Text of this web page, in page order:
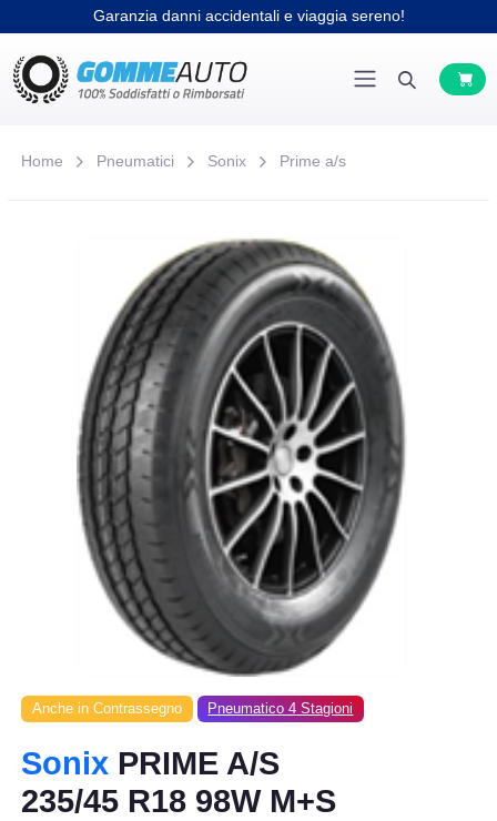
Home Pneumatici Sonix Prime a/s
Anche in Contrassegno Pneumatico 4 Stagioni
Sonix PRIME A/S
235/45 R18 98W M+S